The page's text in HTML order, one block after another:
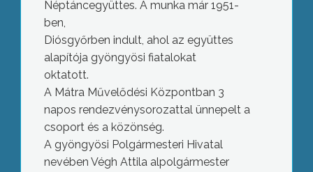
Néptáncegyüttes. A munka már 1951-
ben,
Diósgyőrben indult, ahol az együttes
alapítója gyöngyösi fiatalokat
oktatott.
A Mátra Művelődési Központban 3
napos rendezvénysorozattal ünnepelt a
csoport és a közönség.
A gyöngyösi Polgármesteri Hivatal
nevében Végh Attila alpolgármester